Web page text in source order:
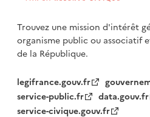
Trouvez une mission d'intérêt
organisme publicou associatif
de la République.
legifrance.gouv.fr
service-public.fr
data.gouv.fr
service-civique.gouv.fr